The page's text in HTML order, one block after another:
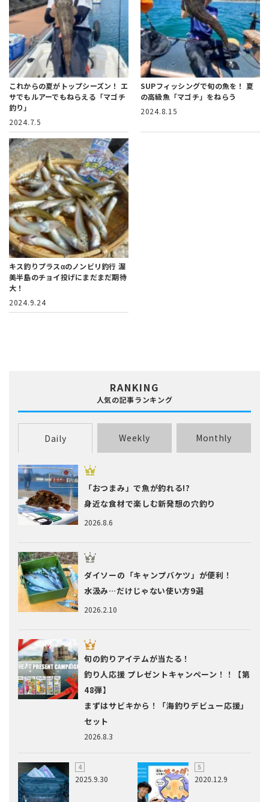
これからの夏がトップシーズン！ エ
サでもルアーでもねらえる「マゴチ
釣り」
2024.7.5
SUPフィッシングで旬の魚を！ 夏
の高級魚「マゴチ」をねらう
2024.8.15
キス釣りプラスαのノンビリ釣行 渥
美半島のチョイ投げにまだまだ期待
大！
2024.9.24
RANKING
人気の記事ランキング
Daily Weekly Monthly
2026.8.6
「おつまみ」で魚が釣れる!?
身近な食材で楽しむ新発想の穴釣り
2026.2.10
ダイソーの「キャンプバケツ」が便利！
水汲み…だけじゃない使い方9選
2026.8.3
旬の釣りアイテムが当たる！
釣り人応援 プレゼントキャンペーン！！【第
48弾】
まずはサビキから！「海釣りデビュー応援」
セット
2025.9.30 2020.12.9